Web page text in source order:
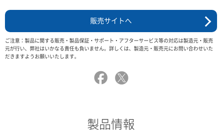
販売サイトへ
ご注意：製品に関する販売・製品保証・サポート・アフターサービス等の対応は製造元・販売
元が行い、弊社はいかなる責任も負いません。詳しくは、製造元・販売元にお問い合わせいた
だきますようお願いいたします。
製品情報